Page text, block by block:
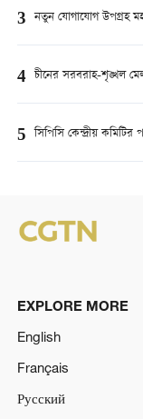
3 নতুন যোগাযোগ উপগ্রহ
4 চীনের সরবরাহ-শৃঙ্খল
5 সিপিসি কেন্দ্রীয় কমিটির
EXPLORE MORE
English
Français
Русский